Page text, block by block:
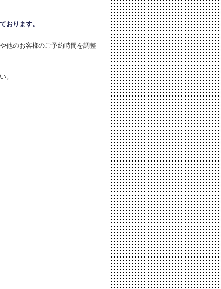
おります。
他のお客様のご予約時間を調整
。